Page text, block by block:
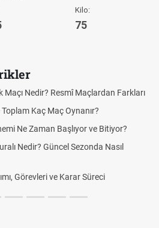
Kilo:
75
Maçı Nedir? Resmî Maçlardan Farkları
Kaç Maç Oynanır?
Ne Zaman Başlıyor ve Bitiyor?
Nedir? Güncel Sezonda Nasıl
Görevleri ve Karar Süreci